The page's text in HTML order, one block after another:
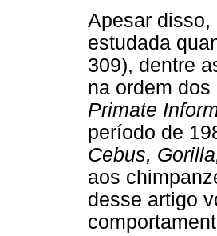
Apesar
estudada
309), dentre
na ordem
Primate
período de
Cebus,
aos
desse artigo